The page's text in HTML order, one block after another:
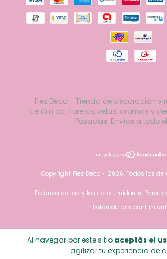
Al navegar por este sitio aceptás el
agilizar tu experiencia de
Fiez Deco – Tienda de decoración y
cerámica, floreros, velas, aromas y
Posadas. Envíos a todo
Copyright Fiez Deco - 2026. Todos los
Defensa de las y los consumidores. Para
Botón de